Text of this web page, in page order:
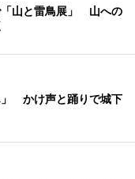
「山と雷鳥展」 山への
」 かけ声と踊りで城下